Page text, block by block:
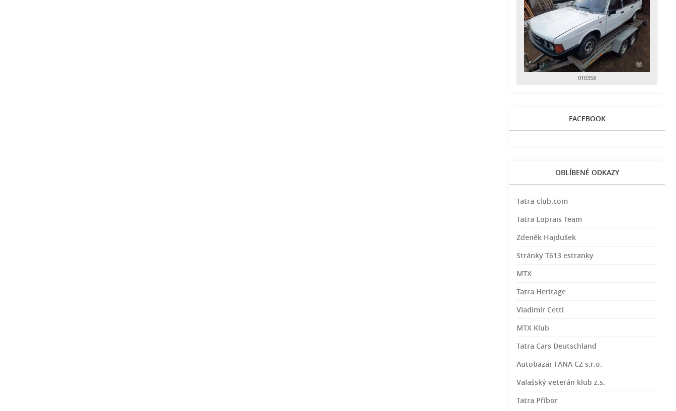
010358
FACEBOOK
OBLÍBENÉ ODKAZY
Tatra-club.com
Tatra Loprais Team
Zdeněk Hajdušek
Stránky T613 estranky
MTX
Tatra Heritage
Vladimír Cettl
MTX Klub
Tatra Cars Deutschland
Autobazar FANA CZ s.r.o.
Valašský veterán klub z.s.
Tatra Příbor